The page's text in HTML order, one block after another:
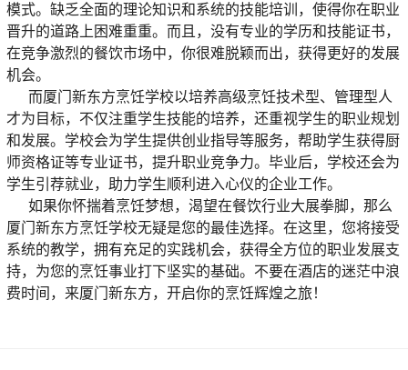
模式。缺乏全面的理论知识和系统的技能培训，使得你在职业
晋升的道路上困难重重。而且，没有专业的学历和技能证书，
在竞争激烈的餐饮市场中，你很难脱颖而出，获得更好的发展
机会。
而厦门新东方烹饪学校以培养高级烹饪技术型、管理型人
才为目标，不仅注重学生技能的培养，还重视学生的职业规划
和发展。学校会为学生提供创业指导等服务，帮助学生获得厨
师资格证等专业证书，提升职业竞争力。毕业后，学校还会为
学生引荐就业，助力学生顺利进入心仪的企业工作。
如果你怀揣着烹饪梦想，渴望在餐饮行业大展拳脚，那么
厦门新东方烹饪学校无疑是您的最佳选择。在这里，您将接受
系统的教学，拥有充足的实践机会，获得全方位的职业发展支
持，为您的烹饪事业打下坚实的基础。不要在酒店的迷茫中浪
费时间，来厦门新东方，开启你的烹饪辉煌之旅！